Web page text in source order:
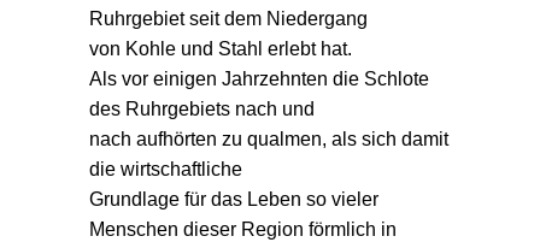
Ruhrgebiet seit dem Niedergang
von Kohle und Stahl erlebt hat.
Als vor einigen Jahrzehnten die Schlote
des Ruhrgebiets nach und
nach aufhörten zu qualmen, als sich damit
die wirtschaftliche
Grundlage für das Leben so vieler
Menschen dieser Region förmlich in